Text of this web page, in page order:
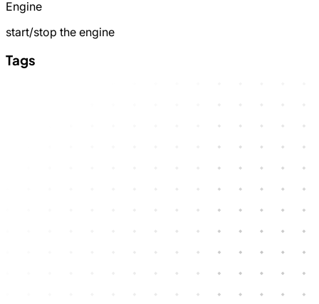
Engine
start/stop the engine
Tags